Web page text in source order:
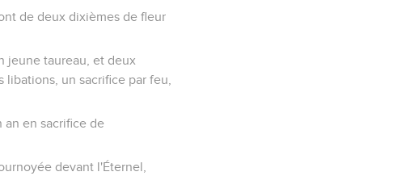
de deux dixièmes de fleur
jeune taureau, et deux
un sacrifice par feu,
an en sacrifice de
devant l'Éternel,